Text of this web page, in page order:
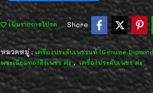
เพิ่มรายการโปรด Share
หมวดหมู่ : เครื่องประดับเพชรแท้ (Genuine
พระเลี่ยมทองฝังเพชร ค่ะ, เครื่องประดับเพชร ค่ะ